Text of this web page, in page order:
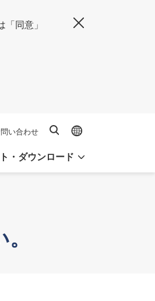
同意」
・ダウンロード
い合わせ サイト内検索